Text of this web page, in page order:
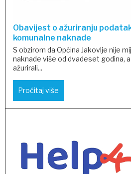
Obavijest o ažuriranju
komunalne naknade
S obzirom da Općina Jakovlje nije
naknade više od dvadeset godina,
ažurirali...
Pročitaj više